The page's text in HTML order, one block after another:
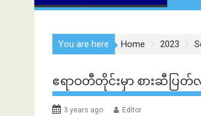
You are here Home 2023
ဧရာဝတီတိုင်းမှာ စားဆီပြ
3 years ago Editor